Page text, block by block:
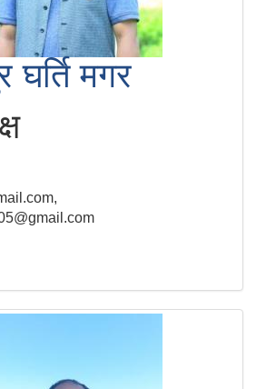
घर्ति मगर